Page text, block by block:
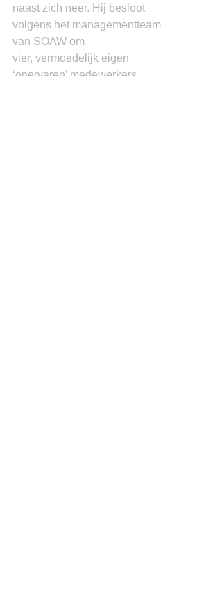
naast zich neer. Hij besloot
volgens het managementteam
van SOAW om
vier, vermoedelijk eigen
‘onervaren’ medewerkers,